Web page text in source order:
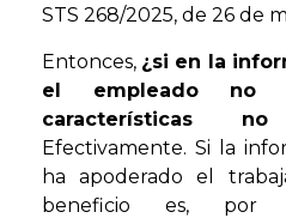
STS 268/2025, de 26 de
Entonces, ¿si en la
el empleado no
características
Efectivamente. Si la
ha apoderado el
beneficio es, por